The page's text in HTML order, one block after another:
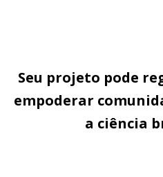
Seu projeto pode
empoderar
a ciência